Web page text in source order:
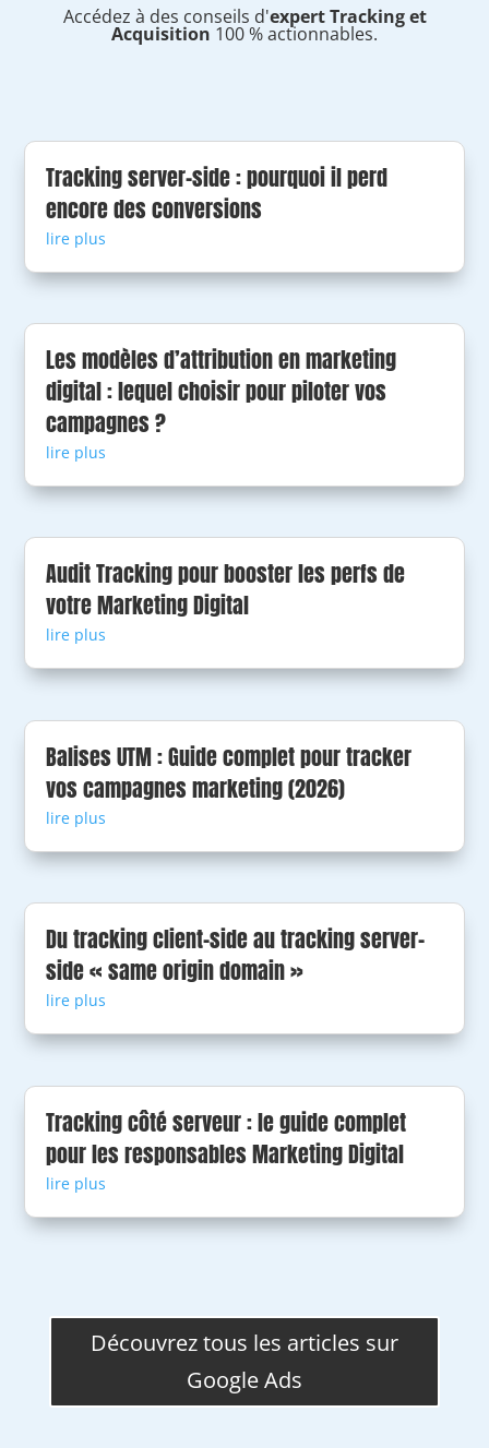
Accédez à des conseils d'expert Tracking et
Acquisition 100 % actionnables.
Tracking server-side : pourquoi il perd
encore des conversions
lire plus
Les modèles d’attribution en marketing
digital : lequel choisir pour piloter vos
campagnes ?
lire plus
Audit Tracking pour booster les perfs de
votre Marketing Digital
lire plus
Balises UTM : Guide complet pour tracker
vos campagnes marketing (2026)
lire plus
Du tracking client-side au tracking server-
side « same origin domain »
lire plus
Tracking côté serveur : le guide complet
pour les responsables Marketing Digital
lire plus
Découvrez tous les articles sur
Google Ads